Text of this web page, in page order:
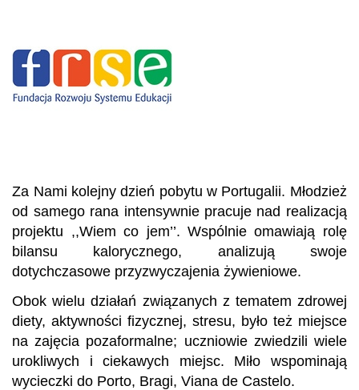
Za Nami kolejny dzień pobytu w Portugalii. Młodzież
od samego rana intensywnie pracuje nad realizacją
projektu ,,Wiem co jem’’. Wspólnie omawiają rolę
bilansu kalorycznego, analizują swoje
dotychczasowe przyzwyczajenia żywieniowe.
Obok wielu działań związanych z tematem zdrowej
diety, aktywności fizycznej, stresu, było też miejsce
na zajęcia pozaformalne; uczniowie zwiedzili wiele
urokliwych i ciekawych miejsc. Miło wspominają
wycieczki do Porto, Bragi, Viana de Castelo.